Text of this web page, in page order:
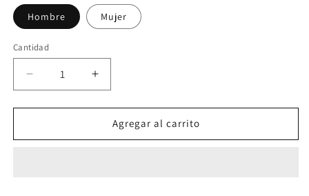
Hombre Mujer
Cantidad
Reducir
cantidad
para
Aumentar
cantidad
para
Ronaldinho
Agregar al carrito